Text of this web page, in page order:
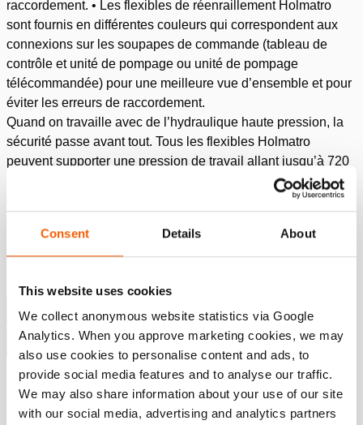
Consent Details About
This website uses cookies
We collect anonymous website statistics via Google
Analytics. When you approve marketing cookies, we may
also use cookies to personalise content and ads, to
provide social media features and to analyse our traffic.
We may also share information about your use of our site
with our social media, advertising and analytics partners
raccordement. • Les flexibles de réenraillement Holmatro
sont fournis en différentes couleurs qui correspondent aux
connexions sur les soupapes de commande (tableau de
contrôle et unité de pompage ou unité de pompage
télécommandée) pour une meilleure vue d’ensemble et pour
éviter les erreurs de raccordement.
Quand on travaille avec de l’hydraulique haute pression, la
sécurité passe avant tout. Tous les flexibles Holmatro
peuvent supporter une pression de travail allant jusqu’à 720
bars / 10 000 psi. Nos flexibles sont conçus selon un rapport
Les fl...
En savoir plus
Demander un devis
Demander une démo
Ajouter à la liste de souhaits
longueur: 20 m